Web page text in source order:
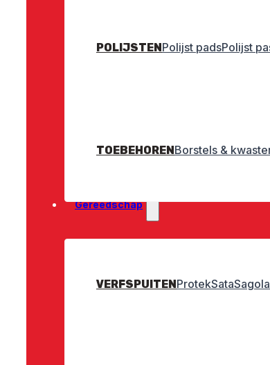
POLIJSTENPolijst padsPolijst
TOEBEHORENBorstels &
Gereedschap
VERFSPUITENProtekSataSagola